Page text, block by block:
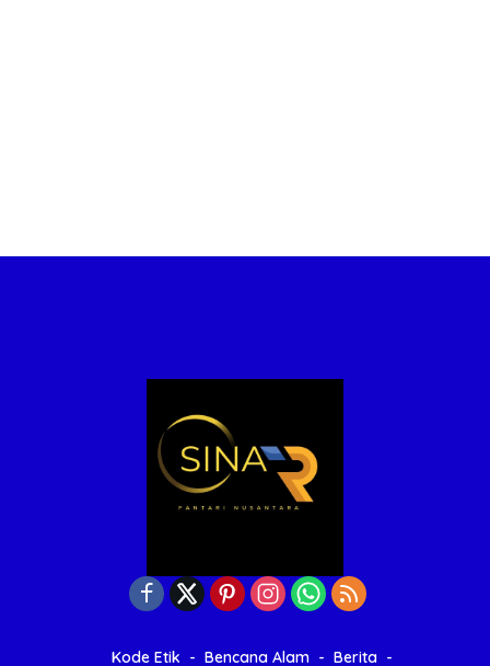
Kode Etik Bencana Alam Berita